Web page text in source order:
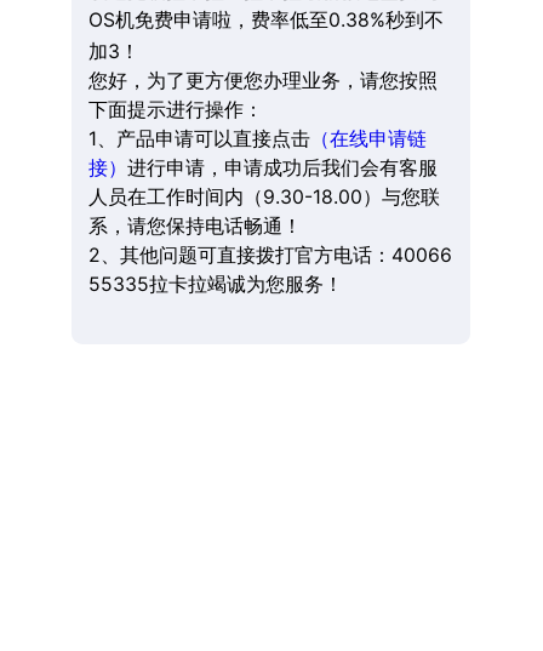
OS机免费申请啦，费率低至0.38%秒到不
加3！
您好，为了更方便您办理业务，请您按照
下面提示进行操作：
1、产品申请可以直接点击（在线申请链
接） 进行申请，申请成功后我们会有客服
人员在工作时间内（9.30-18.00）与您联
系，请您保持电话畅通！
2、其他问题可直接拨打官方电话：40066
55335拉卡拉竭诚为您服务！